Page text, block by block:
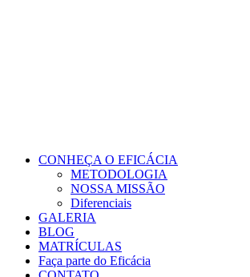
CONHEÇA O EFICÁCIA
METODOLOGIA
NOSSA MISSÃO
Diferenciais
GALERIA
BLOG
MATRÍCULAS
Faça parte do Eficácia